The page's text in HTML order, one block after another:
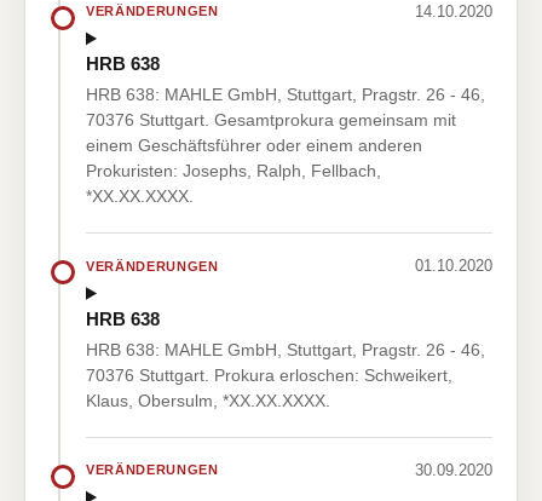
VERÄNDERUNGEN 14.10.2020
HRB 638
HRB 638: MAHLE GmbH, Stuttgart, Pragstr. 26 - 46,
70376 Stuttgart. Gesamtprokura gemeinsam mit
einem Geschäftsführer oder einem anderen
Prokuristen: Josephs, Ralph, Fellbach,
*XX.XX.XXXX.
VERÄNDERUNGEN 01.10.2020
HRB 638
HRB 638: MAHLE GmbH, Stuttgart, Pragstr. 26 - 46,
70376 Stuttgart. Prokura erloschen: Schweikert,
Klaus, Obersulm, *XX.XX.XXXX.
VERÄNDERUNGEN 30.09.2020